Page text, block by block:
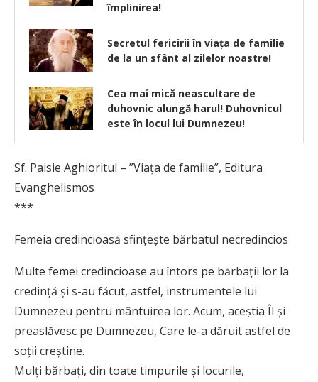
împlinirea!
Secretul fericirii în viața de familie
de la un sfânt al zilelor noastre!
Cea mai mică neascultare de
duhovnic alungă harul! Duhovnicul
este în locul lui Dumnezeu!
Sf. Paisie Aghioritul – ”Viața de familie”, Editura
Evanghelismos
***
Femeia credincioasă sfințește bărbatul necredincios
Multe femei credincioase au întors pe bărbații lor la
credință și s-au făcut, astfel, instrumentele lui
Dumnezeu pentru mântuirea lor. Acum, aceștia Îl și
preaslăvesc pe Dumnezeu, Care le-a dăruit astfel de
soții creștine.
Mulți bărbați, din toate timpurile și locurile,